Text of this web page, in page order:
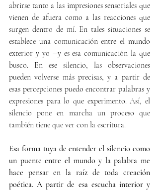
abrirse tanto a las impresiones sensoriales que
vienen de afuera como a las reacciones que
surgen dentro de mí. En tales situaciones se
establece una comunicación entre el mundo
exterior y yo ―y es esa comunicación la que
busco. En ese silencio, las observaciones
pueden volverse más precisas, y a partir de
esas percepciones puedo encontrar palabras y
expresiones para lo que experimento. Así, el
silencio pone en marcha un proceso que
también tiene que ver con la escritura.
Esa forma tuya de entender el silencio como
un puente entre el mundo y la palabra me
hace pensar en la raíz de toda creación
poética. A partir de esa escucha interior y